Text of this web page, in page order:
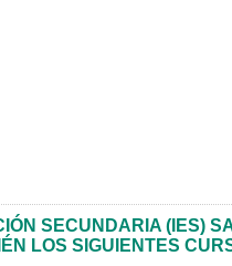
SECUNDARIA (IES)
LOS SIGUIENTES